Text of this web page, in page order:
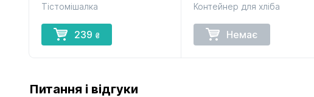
Тістомішалка
239 ₴
Контейнер для хліба
Немає
Питання і відгуки